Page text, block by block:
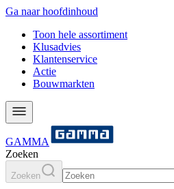
Ga naar hoofdinhoud
Toon hele assortiment
Klusadvies
Klantenservice
Actie
Bouwmarkten
GAMMA
Zoeken
Zoeken